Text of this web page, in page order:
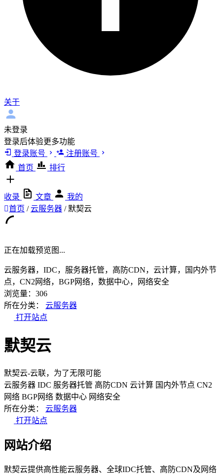
关于
未登录
登录后体验更多功能
登录账号
注册账号
首页
排行
收录 文章
我的
首页 / 云服务器 / 默契云
正在加载预览图...
云服务器，IDC，服务器托管，高防CDN，云计算，国内外节
点，CN2网络，BGP网络，数据中心，网络安全
浏览量：306
所在分类：
云服务器
打开站点
默契云
默契云-云联，为了无限可能
云服务器 IDC 服务器托管 高防CDN 云计算 国内外节点 CN2
网络 BGP网络 数据中心 网络安全
所在分类：
云服务器
打开站点
网站介绍
默契云提供高性能云服务器、全球IDC托管、高防CDN及网络